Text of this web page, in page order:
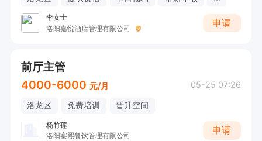
李女士
洛阳嘉悦酒店管理有限公司
申请
前厅主管
4000-6000 元/月 05-25 07:26
洛龙区 免费培训 晋升空间
杨竹莲
洛阳宴熙餐饮管理有限公司
申请